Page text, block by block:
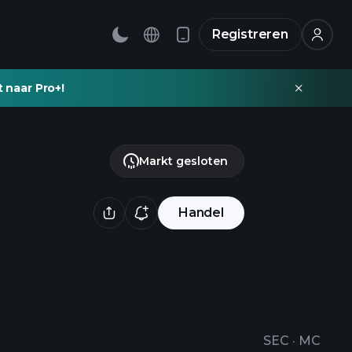
Registreren
Pro+!
Handel
SEC · MC
Markt gesloten